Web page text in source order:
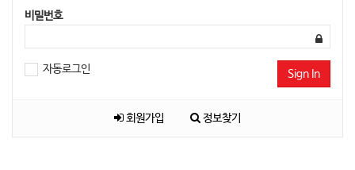
비밀번호
자동로그인 Sign In
회원가입 정보찾기